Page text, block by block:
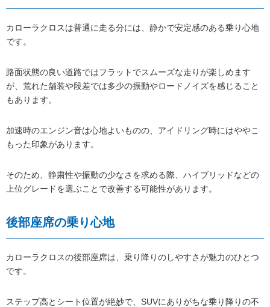
カローラクロスは普通に走る分には、静かで安定感のある乗り心地
です。
路面状態の良い道路ではフラットでスムーズな走りが楽しめます
が、荒れた舗装や段差では多少の振動やロードノイズを感じること
もあります。
加速時のエンジン音は心地よいものの、アイドリング時にはややこ
もった印象があります。
そのため、静粛性や振動の少なさを求める際、ハイブリッドなどの
上位グレードを選ぶことで改善する可能性があります。
後部座席の乗り心地
カローラクロスの後部座席は、乗り降りのしやすさが魅力のひとつ
です。
ステップ高とシート位置が絶妙で、SUVにありがちな乗り降りの不